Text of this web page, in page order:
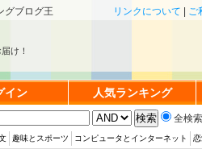
グブログ王 リンクについて ご
け！
イン 人気ランキング
全検索
趣味とスポーツ コンピュータとインターネット